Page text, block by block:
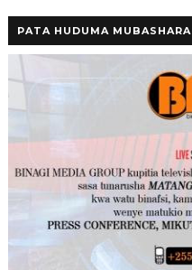
PATA HUDUMA MUBASHARA